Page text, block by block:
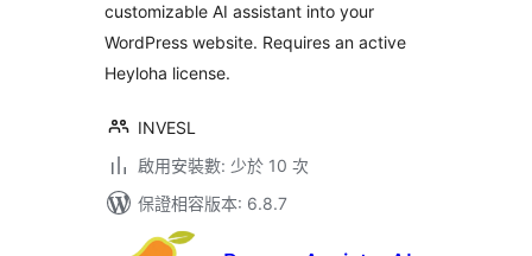
customizable AI assistant into your
WordPress website. Requires an active
Heyloha license.
INVESL
啟用安裝數: 少於 10 次
保證相容版本: 6.8.7